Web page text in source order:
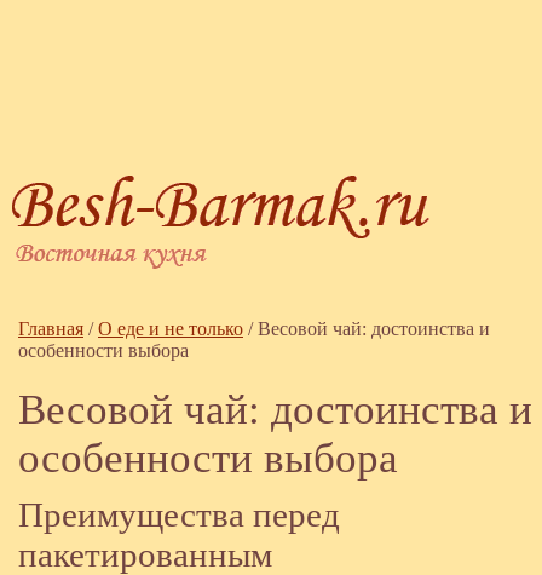
Главная /О еде и не только /Весовой чай: достоинства и
особенности выбора
Весовой чай: достоинства и
особенности выбора
Преимущества перед
пакетированным